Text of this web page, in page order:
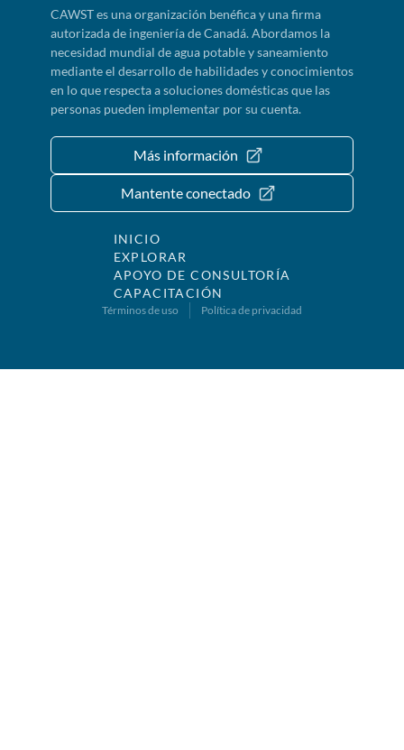
CAWST es una organización benéfica y una firma
autorizada de ingeniería de Canadá. Abordamos la
necesidad mundial de agua potable y saneamiento
mediante el desarrollo de habilidades y conocimientos
en lo que respecta a soluciones domésticas que las
personas pueden implementar por su cuenta.
Más información
Mantente conectado
INICIO
EXPLORAR
APOYO DE CONSULTORÍA
CAPACITACIÓN
Términos de uso Política de privacidad